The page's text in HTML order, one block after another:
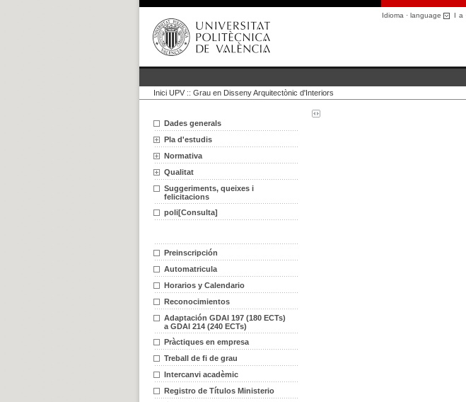
Idioma · language I a
Inici UPV :: Grau en Disseny Arquitectònic d'Interiors
Dades generals
Pla d'estudis
Normativa
Qualitat
Suggeriments, queixes i
felicitacions
poli[Consulta]
Preinscripción
Automatricula
Horarios y Calendario
Reconocimientos
Adaptación GDAI 197 (180 ECTs)
a GDAI 214 (240 ECTs)
Pràctiques en empresa
Treball de fi de grau
Intercanvi acadèmic
Registro de Títulos Ministerio